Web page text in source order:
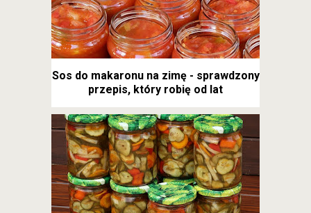
Sos do makaronu na zimę - sprawdzony
przepis, który robię od lat